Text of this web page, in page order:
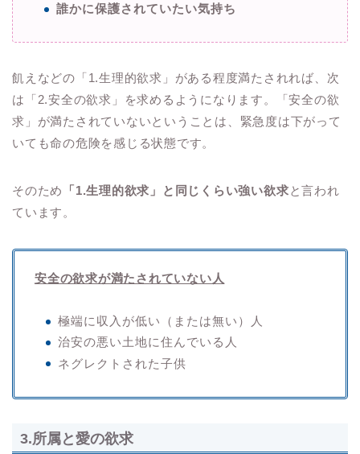
誰かに保護されていたい気持ち
飢えなどの「1.生理的欲求」がある程度満たされれば、次
は「2.安全の欲求」を求めるようになります。「安全の欲
求」が満たされていないということは、緊急度は下がって
いても命の危険を感じる状態です。
そのため 「1.生理的欲求」と同じくらい強い欲求と言われ
ています。
安全の欲求が満たされていない人
極端に収入が低い（または無い）人
治安の悪い土地に住んでいる人
ネグレクトされた子供
3.所属と愛の欲求